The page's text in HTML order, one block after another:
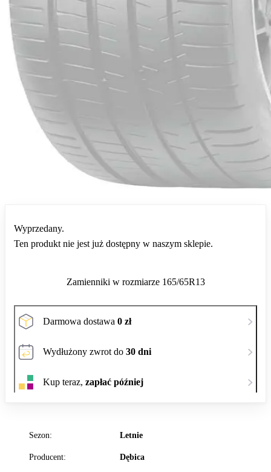
Sezon: Letnie
Producent: Dębica
Wyprzedany.
Ten produkt nie jest już dostępny w naszym sklepie.
Zamienniki w rozmiarze 165/65R13
Darmowa dostawa 0 zł
Wydłużony zwrot do 30 dni
Kup teraz, zapłać później